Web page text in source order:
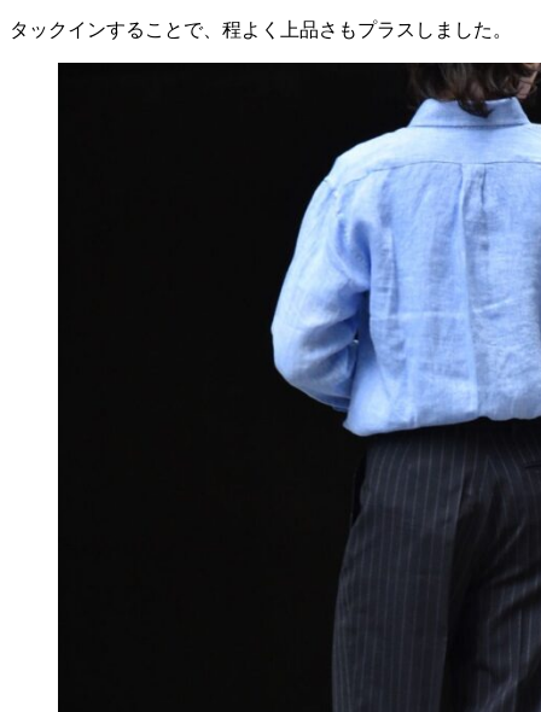
タックインすることで、程よく上品さもプラスしました。